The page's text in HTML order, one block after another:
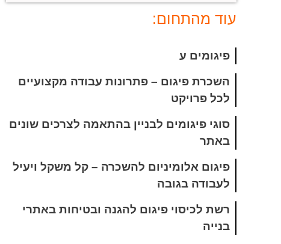
עוד מהתחום:
פיגומים ע
השכרת פיגום – פתרונות עבודה מקצועיים
לכל פרויקט
סוגי פיגומים לבניין בהתאמה לצרכים שונים
באתר
פיגום אלומיניום להשכרה – קל משקל ויעיל
לעבודה בגובה
רשת לכיסוי פיגום להגנה ובטיחות באתרי
בנייה